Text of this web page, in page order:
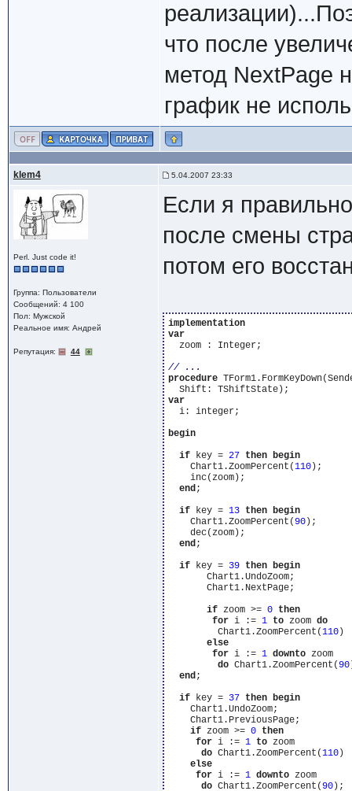
что после
метод NextPage
график не
klem4 5.04.2007 23:33
Perl. Just code it!
Группа: Пользователи
Сообщений: 4 100
Пол: Мужской
Реальное имя: Андрей
Репутация: 44
Если я
после смены
потом его
implementation
var
  zoom : Integer;
procedure
var
  i: integer;
begin
if key = 27 then begin
    Chart1.ZoomPercent(
110);
    inc(zoom);
end;
if key = 13 then begin
    Chart1.ZoomPercent(
90);
    dec(zoom);
end;
if key = 39 then begin
       Chart1.UndoZoom;
       Chart1.NextPage;
if zoom >= 0 then
for i := 1 to zoom do
         Chart1.ZoomPercent(
110)
else
for i := 1 downto zoom
do Chart1.ZoomPercent(90
end;
if key = 37 then begin
    Chart1.UndoZoom;
    Chart1.PreviousPage;
if zoom >= 0 then
for i := 1 to zoom
do Chart1.ZoomPercent(110)
else
for i := 1 downto zoom
do Chart1.ZoomPercent(90);